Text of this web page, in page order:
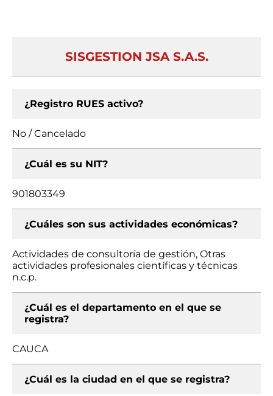
SISGESTION JSA S.A.S.
¿Registro RUES activo?
No / Cancelado
¿Cuál es su NIT?
901803349
¿Cuáles son sus actividades económicas?
Actividades de consultoría de gestión, Otras
actividades profesionales científicas y técnicas
n.c.p.
¿Cuál es el departamento en el que se
registra?
CAUCA
¿Cuál es la ciudad en el que se registra?